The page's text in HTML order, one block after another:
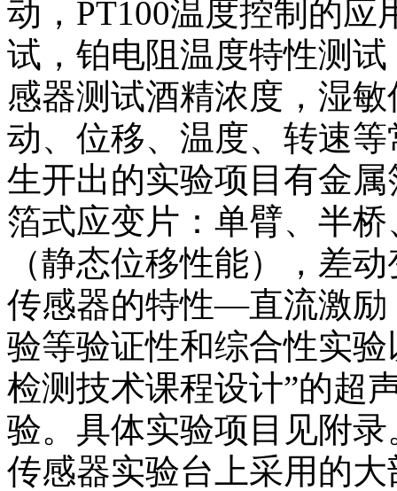
动，PT100温度控制的
试，铂电阻温度特性测
感器测试酒精浓度，湿
动、位移、温度、转速
生开出的实验项目有金
箔式应变片：单臂、半
（静态位移性能），差
传感器的特性—直流激励
验等验证性和综合性实
检测技术课程设计”的超
验。具体实验项目见附录
传感器实验台上采用的